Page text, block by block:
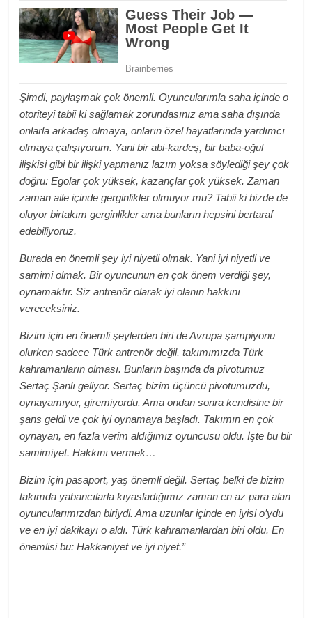
Şimdi, paylaşmak çok önemli. Oyuncularımla saha içinde o
otoriteyi tabii ki sağlamak zorundasınız ama saha dışında
onlarla arkadaş olmaya, onların özel hayatlarında yardımcı
olmaya çalışıyorum. Yani bir abi-kardeş, bir baba-oğul
ilişkisi gibi bir ilişki yapmanız lazım yoksa söylediği şey çok
doğru: Egolar çok yüksek, kazançlar çok yüksek. Zaman
zaman aile içinde gerginlikler olmuyor mu? Tabii ki bizde de
oluyor birtakım gerginlikler ama bunların hepsini bertaraf
edebiliyoruz.
Burada en önemli şey iyi niyetli olmak. Yani iyi niyetli ve
samimi olmak. Bir oyuncunun en çok önem verdiği şey,
oynamaktır. Siz antrenör olarak iyi olanın hakkını
vereceksiniz.
Bizim için en önemli şeylerden biri de Avrupa şampiyonu
olurken sadece Türk antrenör değil, takımımızda Türk
kahramanların olması. Bunların başında da pivotumuz
Sertaç Şanlı geliyor. Sertaç bizim üçüncü pivotumuzdu,
oynayamıyor, giremiyordu. Ama ondan sonra kendisine bir
şans geldi ve çok iyi oynamaya başladı. Takımın en çok
oynayan, en fazla verim aldığımız oyuncusu oldu. İşte bu bir
samimiyet. Hakkını vermek…
Bizim için pasaport, yaş önemli değil. Sertaç belki de bizim
takımda yabancılarla kıyasladığımız zaman en az para alan
oyuncularımızdan biriydi. Ama uzunlar içinde en iyisi o’ydu
ve en iyi dakikayı o aldı. Türk kahramanlardan biri oldu. En
önemlisi bu: Hakkaniyet ve iyi niyet.”